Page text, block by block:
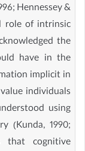
Hennessey &
role of intrinsic
the
have in the
implicit in
individuals
using
(Kunda, 1990;
that cognitive